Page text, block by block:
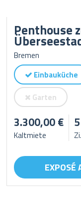
Penthouse
Bremen
Einbauküche
Garten
3.300,00 €
Kaltmiete
5
Zi.
EXPOSÉ